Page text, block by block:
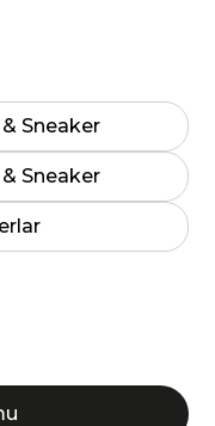
Sneaker
Sneaker